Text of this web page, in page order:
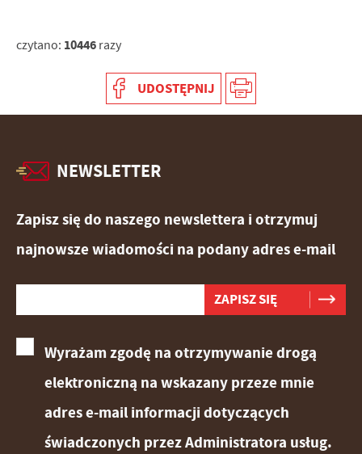
czytano: 10446 razy
UDOSTĘPNIJ
NEWSLETTER
Zapisz się do naszego newslettera i otrzymuj
najnowsze wiadomości na podany adres e-mail
Wyrażam zgodę na otrzymywanie drogą
elektroniczną na wskazany przeze mnie
adres e-mail informacji dotyczących
świadczonych przez Administratora usług.